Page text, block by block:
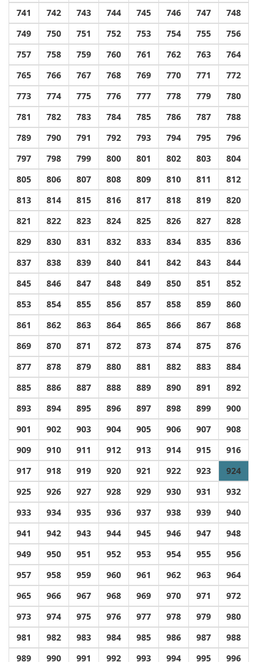
741
742 743 744 745 746 747
748
749
750 751 752 753 754 755
756
757
758 759 760 761 762 763
764
765
766 767 768 769 770 771
772
773
774 775 776 777 778 779
780
781
782 783 784 785 786 787
788
789
790 791 792 793 794 795
796
797
798 799 800 801 802 803
804
805
806 807 808 809 810 811
812
813
814 815 816 817 818 819
820
821
822 823 824 825 826 827
828
829
830 831 832 833 834 835
836
837
838 839 840 841 842 843
844
845
846 847 848 849 850 851
852
853
854 855 856 857 858 859
860
861
862 863 864 865 866 867
868
869
870 871 872 873 874 875
876
877
878 879 880 881 882 883
884
885
886 887 888 889 890 891
892
893
894 895 896 897 898 899
900
901
902 903 904 905 906 907
908
909
910 911 912 913 914 915
916
917
918 919 920 921 922 923
924
925
926 927 928 929 930 931
932
933
934 935 936 937 938 939
940
941
942 943 944 945 946 947
948
949
950 951 952 953 954 955
956
957
958 959 960 961 962 963
964
965
966 967 968 969 970 971
972
973
974 975 976 977 978 979
980
981
982 983 984 985 986 987
988
989
990 991 992 993 994 995 996